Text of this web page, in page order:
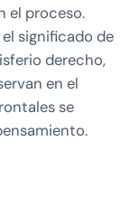
el proceso.
significado de
derecho,
en el
se